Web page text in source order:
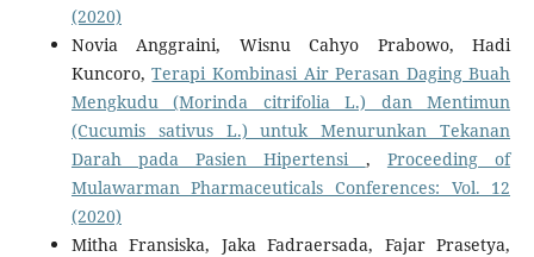
(2020)
Novia Anggraini, Wisnu Cahyo Prabowo, Hadi
Kuncoro,Terapi Kombinasi Air Perasan Daging Buah
Mengkudu (Morinda citrifolia L.) dan Mentimun
(Cucumis sativus L.) untuk Menurunkan Tekanan
Darah pada Pasien Hipertensi , Proceeding of
Mulawarman Pharmaceuticals Conferences: Vol. 12
(2020)
Mitha Fransiska, Jaka Fadraersada, Fajar Prasetya,